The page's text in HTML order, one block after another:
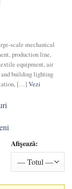
scale mechanical
production line,
equipment, air
building lighting
[…] Vezi
Afișează: